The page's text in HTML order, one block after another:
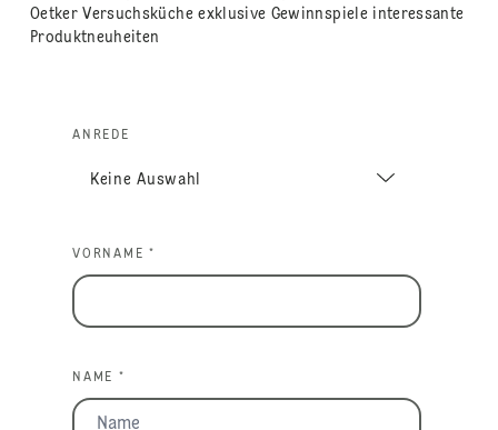
Oetker Versuchsküche exklusive Gewinnspiele interessante
Produktneuheiten
ANREDE
VORNAME *
NAME *